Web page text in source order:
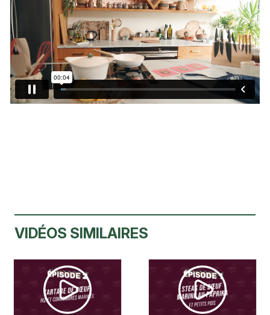
VIDÉOS SIMILAIRES